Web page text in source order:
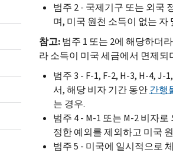
범주 2 - 국제기구 또는 외국
며, 미국 원천 소득이 없는
참고:범주 1 또는 2에 해당하더
라 소득이 미국 세금에서 면제
범주 3 - F-1, F-2, H-3, H-4,
서, 해당 비자 기간 동안간행
는 경우.
범주 4 - M-1 또는 M-2 비자
정한 예외를 제외하고 미국
범주 5 - 미국에 일시적으로